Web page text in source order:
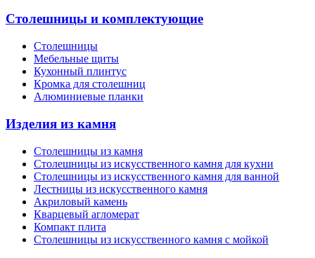
Столешницы и комплектующие
Столешницы
Мебельные щиты
Кухонный плинтус
Кромка для столешниц
Алюминиевые планки
Изделия из камня
Столешницы из камня
Cтолешницы из искусственного камня для кухни
Cтолешницы из искусственного камня для ванной
Лестницы из искусственного камня
Акриловый камень
Кварцевый агломерат
Компакт плита
Столешницы из искусственного камня с мойкой